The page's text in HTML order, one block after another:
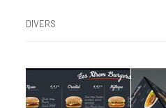
DIVERS